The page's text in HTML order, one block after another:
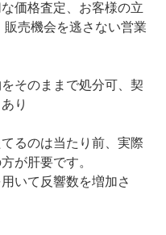
価格査定、お客様の立
売機会を逃さない営業
そのままで処分可、契
り
るのは当たり前、実際
が肝要です。
いて反響数を増加さ